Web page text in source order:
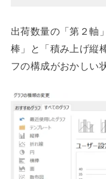
出荷数量の「第２軸
棒」と「積み上げ縦
フの構成がおかしい